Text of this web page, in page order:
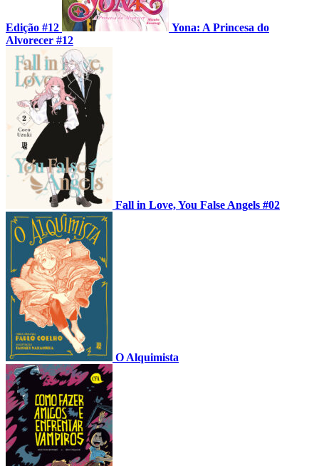
Edição #12
Yona: A Princesa do
Alvorecer #12
Fall in Love, You False Angels #02
O Alquimista